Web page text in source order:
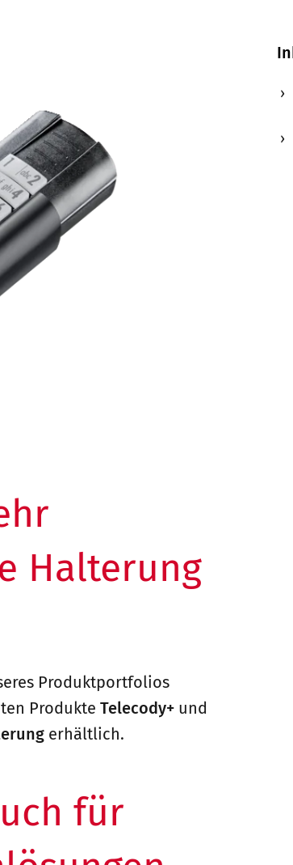
Halterung
Produktportfolios
Produkte Telecody+ und
erhältlich.
für